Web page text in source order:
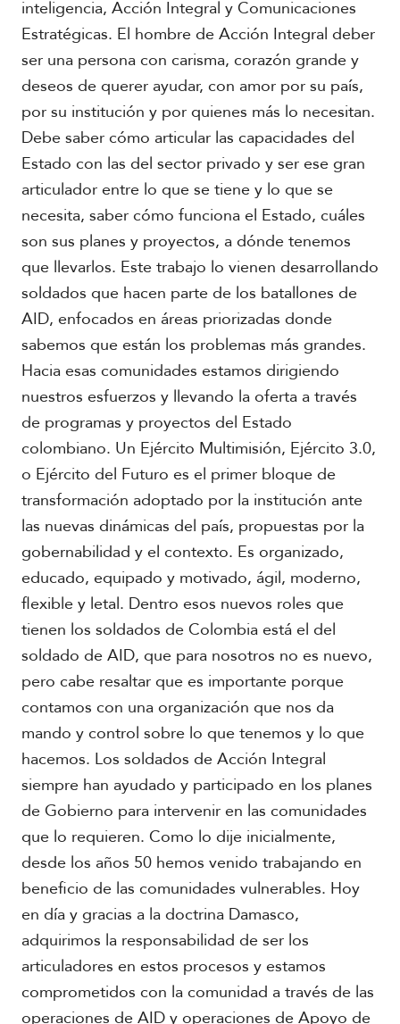
inteligencia, Acción Integral y Comunicaciones
Estratégicas. El hombre de Acción Integral deber
ser una persona con carisma, corazón grande y
deseos de querer ayudar, con amor por su país,
por su institución y por quienes más lo necesitan.
Debe saber cómo articular las capacidades del
Estado con las del sector privado y ser ese gran
articulador entre lo que se tiene y lo que se
necesita, saber cómo funciona el Estado, cuáles
son sus planes y proyectos, a dónde tenemos
que llevarlos. Este trabajo lo vienen desarrollando
soldados que hacen parte de los batallones de
AID, enfocados en áreas priorizadas donde
sabemos que están los problemas más grandes.
Hacia esas comunidades estamos dirigiendo
nuestros esfuerzos y llevando la oferta a través
de programas y proyectos del Estado
colombiano. Un Ejército Multimisión, Ejército 3.0,
o Ejército del Futuro es el primer bloque de
transformación adoptado por la institución ante
las nuevas dinámicas del país, propuestas por la
gobernabilidad y el contexto. Es organizado,
educado, equipado y motivado, ágil, moderno,
flexible y letal. Dentro esos nuevos roles que
tienen los soldados de Colombia está el del
soldado de AID, que para nosotros no es nuevo,
pero cabe resaltar que es importante porque
contamos con una organización que nos da
mando y control sobre lo que tenemos y lo que
hacemos. Los soldados de Acción Integral
siempre han ayudado y participado en los planes
de Gobierno para intervenir en las comunidades
que lo requieren. Como lo dije inicialmente,
desde los años 50 hemos venido trabajando en
beneficio de las comunidades vulnerables. Hoy
en día y gracias a la doctrina Damasco,
adquirimos la responsabilidad de ser los
articuladores en estos procesos y estamos
comprometidos con la comunidad a través de las
operaciones de AID y operaciones de Apoyo de